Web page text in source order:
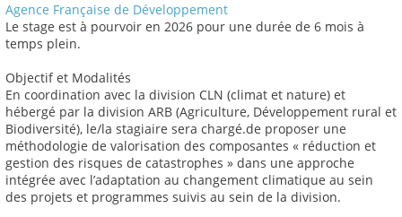
Agence Française de Développement
Le stage est à pourvoir en 2026 pour une durée de 6 mois à
temps plein.
Objectif et Modalités
En coordination avec la division CLN (climat et nature) et
hébergé par la division ARB (Agriculture, Développement rural et
Biodiversité), le/la stagiaire sera chargé.de proposer une
méthodologie de valorisation des composantes « réduction et
gestion des risques de catastrophes » dans une approche
intégrée avec l’adaptation au changement climatique au sein
des projets et programmes suivis au sein de la division.